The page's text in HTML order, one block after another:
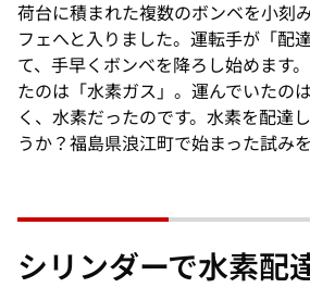
荷台に積まれた複数のボンベを小刻
フェへと入りました。運転手が「配
て、手早くボンベを降ろし始めます
たのは「水素ガス」。運んでいたの
く、水素だったのです。水素を配達
うか？福島県浪江町で始まった試みを
シリンダーで水素配